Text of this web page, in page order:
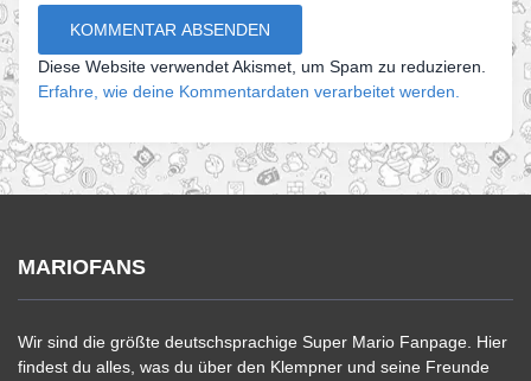
Diese Website verwendet Akismet, um Spam zu reduzieren.
Erfahre, wie deine Kommentardaten verarbeitet werden.
MARIOFANS
Wir sind die größte deutschsprachige Super Mario Fanpage. Hier
findest du alles, was du über den Klempner und seine Freunde